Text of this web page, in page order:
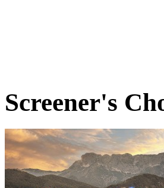
Screener's